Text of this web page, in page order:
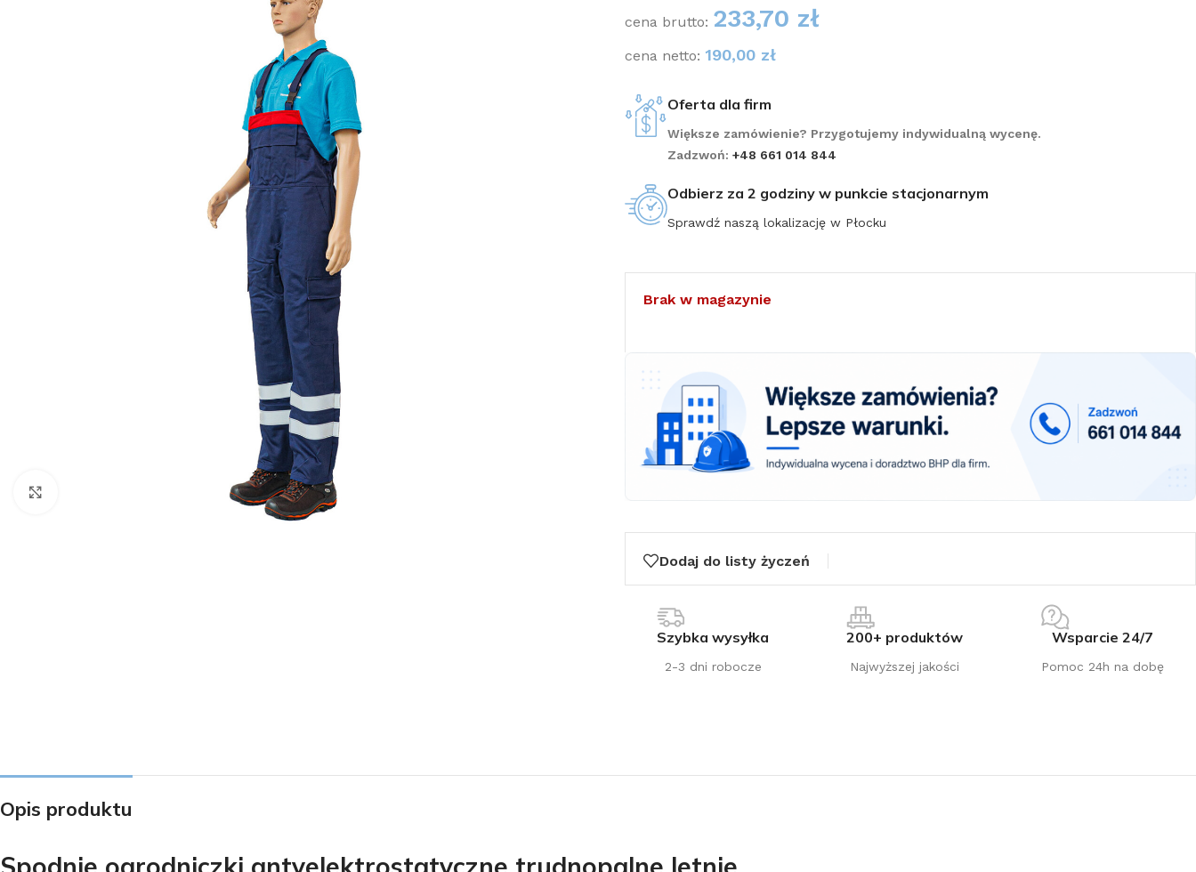
cena brutto: 233,70 zł
cena netto: 190,00 zł
Oferta dla firm
Większe zamówienie? Przygotujemy indywidualną wycenę.
Zadzwoń: +48 661 014 844
Odbierz za 2 godziny w punkcie stacjonarnym
Sprawdź naszą lokalizację w Płocku
Brak w magazynie
Dodaj do listy życzeń
Szybka wysyłka
2-3 dni robocze
200+ produktów
Najwyższej jakości
Wsparcie 24/7
Pomoc 24h na dobę
Opis produktu